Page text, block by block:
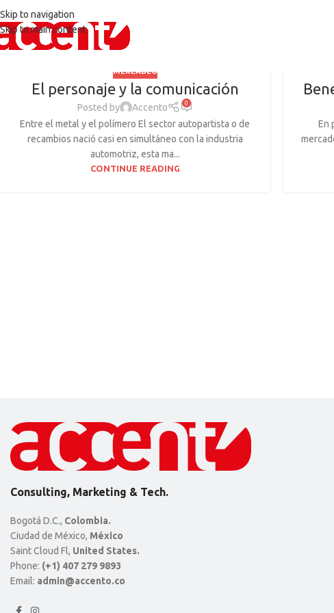
Skip to navigation
Skip to main content
MERCADEO
El personaje y la comunicación
Posted by Accento 0
Entre el metal y el polímero El sector autopartista o de
recambios nació casi en simultáneo con la industria
automotriz, esta ma...
CONTINUE READING
En
Consulting, Marketing & Tech.
Bogotá D.C., Colombia.
Ciudad de México, México
Saint Cloud Fl, United States.
Phone: (+1) 407 279 9893
Email: admin@accento.co